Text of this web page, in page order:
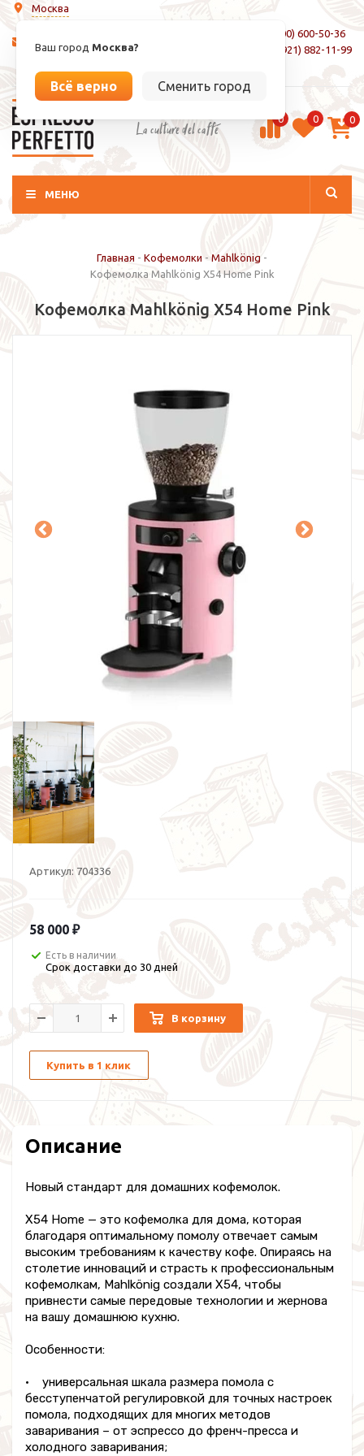
Москва
Ваш город Москва?
Всё верно Сменить город
info@espressoperfetto.ru
8 (800) 600-50-36
+7 (921) 882-11-99
La culture del caffé 0 0 0
МЕНЮ
Главная - Кофемолки - Mahlkönig -
Кофемолка Mahlkönig X54 Home Pink
Кофемолка Mahlkönig X54 Home Pink
Артикул: 704336
58 000 ₽
Есть в наличии
Срок доставки до 30 дней
В корзину
Купить в 1 клик
Описание
Новый стандарт для домашних кофемолок.
X54 Home — это кофемолка для дома, которая
благодаря оптимальному помолу отвечает самым
высоким требованиям к качеству кофе. Опираясь на
столетие инноваций и страсть к профессиональным
кофемолкам, Mahlkönig создали X54, чтобы
привнести самые передовые технологии и жернова
на вашу домашнюю кухню.
Особенности:
• универсальная шкала размера помола с
бесступенчатой регулировкой для точных настроек
помола, подходящих для многих методов
заваривания – от эспрессо до френч-пресса и
холодного заваривания;